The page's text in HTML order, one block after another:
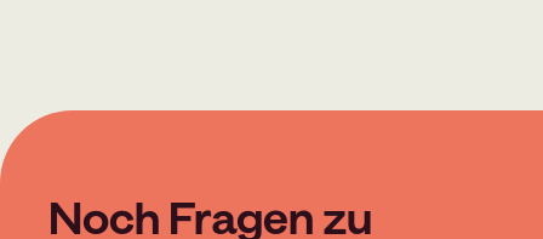
Noch Fragen zu